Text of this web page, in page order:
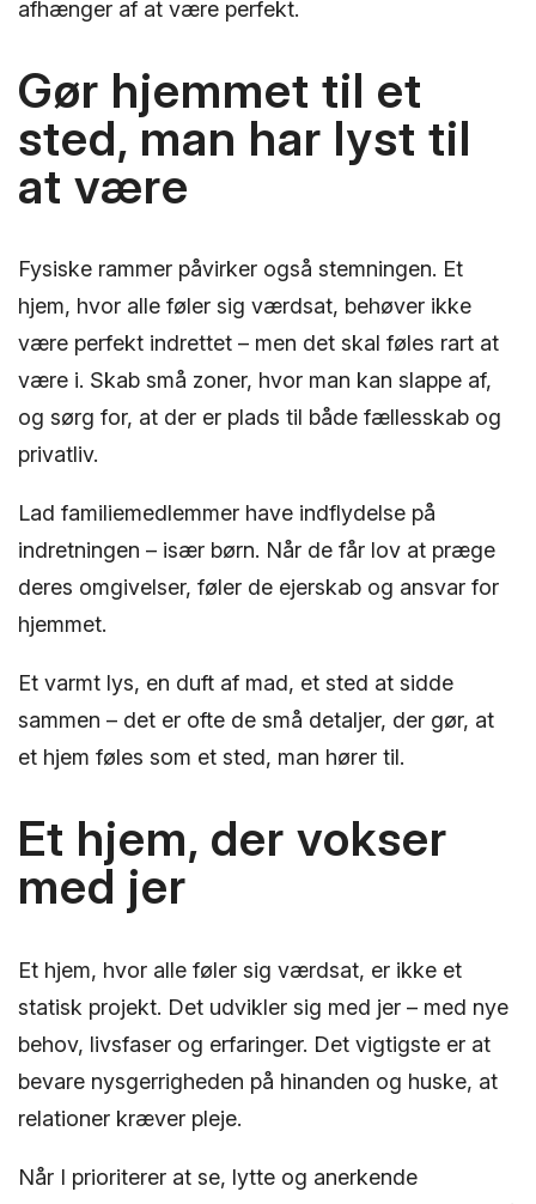
afhænger af at være perfekt.
Gør hjemmet til et
sted, man har lyst til
at være
Fysiske rammer påvirker også stemningen. Et
hjem, hvor alle føler sig værdsat, behøver ikke
være perfekt indrettet – men det skal føles rart at
være i. Skab små zoner, hvor man kan slappe af,
og sørg for, at der er plads til både fællesskab og
privatliv.
Lad familiemedlemmer have indflydelse på
indretningen – især børn. Når de får lov at præge
deres omgivelser, føler de ejerskab og ansvar for
hjemmet.
Et varmt lys, en duft af mad, et sted at sidde
sammen – det er ofte de små detaljer, der gør, at
et hjem føles som et sted, man hører til.
Et hjem, der vokser
med jer
Et hjem, hvor alle føler sig værdsat, er ikke et
statisk projekt. Det udvikler sig med jer – med nye
behov, livsfaser og erfaringer. Det vigtigste er at
bevare nysgerrigheden på hinanden og huske, at
relationer kræver pleje.
Når I prioriterer at se, lytte og anerkende